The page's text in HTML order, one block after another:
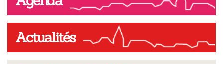
Actualités